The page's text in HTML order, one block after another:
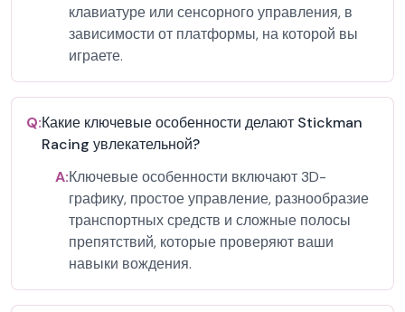
клавиатуре или сенсорного управления, в
зависимости от платформы, на которой вы
играете.
Q:Какие ключевые особенности делают Stickman
Racing увлекательной?
A:Ключевые особенности включают 3D-
графику, простое управление, разнообразие
транспортных средств и сложные полосы
препятствий, которые проверяют ваши
навыки вождения.